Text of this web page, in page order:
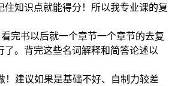
知识点就能得分！所以我专业课的复
完书以后就一个章节一个章节的去复
。背完这些名词解释和简答论述以
建议如果是基础不好、自制力较差